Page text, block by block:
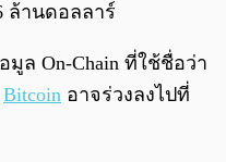
ล้านดอลลาร์
ล On-Chain ที่ใช้ชื่อว่า
Bitcoin อาจร่วงลงไปที่